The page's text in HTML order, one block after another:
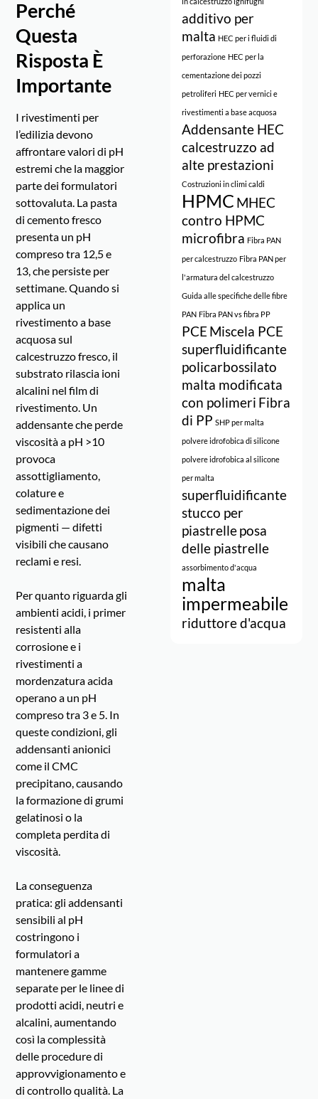
Perché
Questa
Risposta È
Importante
I rivestimenti per
l’edilizia devono
affrontare valori di pH
estremi che la maggior
parte dei formulatori
sottovaluta. La pasta
di cemento fresco
presenta un pH
compreso tra 12,5 e
13, che persiste per
settimane. Quando si
applica un
rivestimento a base
acquosa sul
calcestruzzo fresco, il
substrato rilascia ioni
alcalini nel film di
rivestimento. Un
addensante che perde
viscosità a pH >10
provoca
assottigliamento,
colature e
sedimentazione dei
pigmenti — difetti
visibili che causano
reclami e resi.
Per quanto riguarda gli
ambienti acidi, i primer
resistenti alla
corrosione e i
rivestimenti a
mordenzatura acida
operano a un pH
compreso tra 3 e 5. In
queste condizioni, gli
addensanti anionici
come il CMC
precipitano, causando
la formazione di grumi
gelatinosi o la
completa perdita di
viscosità.
La conseguenza
pratica: gli addensanti
sensibili al pH
costringono i
formulatori a
mantenere gamme
separate per le linee di
prodotti acidi, neutri e
alcalini, aumentando
così la complessità
delle procedure di
approvvigionamento e
di controllo qualità. La
additivo per
malta HEC per i fluidi di
perforazione HEC per la
cementazione dei pozzi
petroliferi HEC per vernici e
rivestimenti a base acquosa
Addensante HEC
calcestruzzo ad
alte prestazioni
Costruzioni in climi caldi
HPMC MHEC
contro HPMC
microfibra Fibra PAN
per calcestruzzo Fibra PAN per
l'armatura del calcestruzzo
Guida alle specifiche delle fibre
PAN Fibra PAN vs fibra PP
PCE Miscela PCE
superfluidificante
policarbossilato
malta modificata
con polimeri Fibra
di PP SHP per malta
polvere idrofobica di silicone
polvere idrofobica al silicone
per malta
superfluidificante
stucco per
piastrelleposa
delle piastrelle
assorbimento d'acqua
malta
impermeabile
riduttore d'acqua